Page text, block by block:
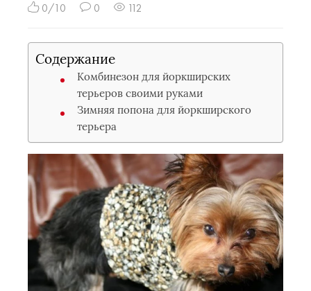
0/10 0 112
Содержание
Комбинезон для йоркширских
терьеров своими руками
Зимняя попона для йоркширского
терьера